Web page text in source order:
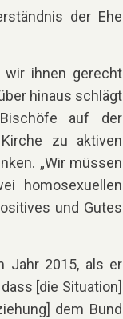
der Ehe
wir ihnen gerecht
hinaus schlägt
auf der
zu aktiven
„Wir müssen
homosexuellen
und Gutes
Jahr 2015, als er
[die Situation]
dem Bund